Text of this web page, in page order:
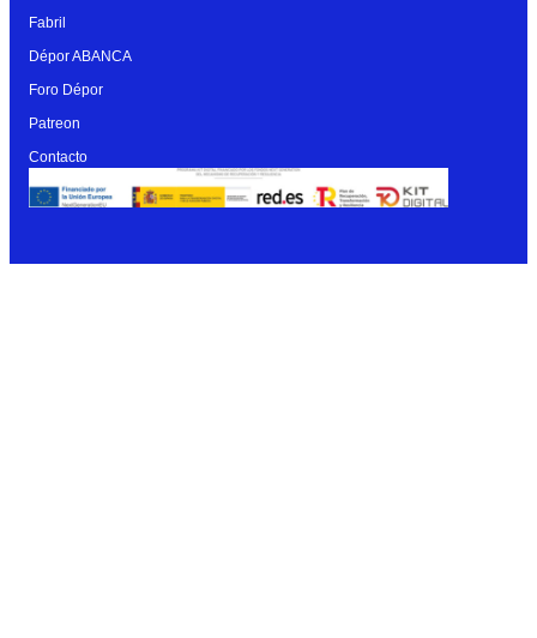
Fabril
Dépor ABANCA
Foro Dépor
Patreon
Contacto